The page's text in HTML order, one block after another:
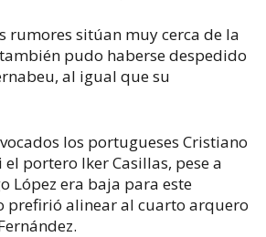
rumores sitúan muy cerca de la
pudo haberse despedido
al igual que su
los portugueses Cristiano
el portero Iker Casillas, pese a
López era baja para este
prefirió alinear al cuarto arquero